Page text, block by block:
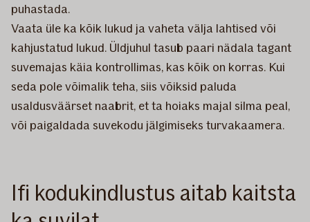
puhastada.
Vaata üle ka kõik lukud ja vaheta välja lahtised või
kahjustatud lukud. Üldjuhul tasub paari nädala tagant
suvemajas käia kontrollimas, kas kõik on korras. Kui
seda pole võimalik teha, siis võiksid paluda
usaldusväärset naabrit, et ta hoiaks majal silma peal,
või paigaldada suvekodu jälgimiseks turvakaamera.
Ifi kodukindlustus aitab kaitsta